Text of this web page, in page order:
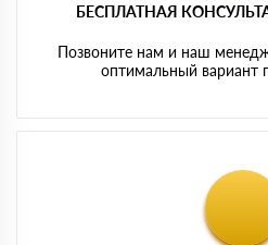
БЕСПЛАТНАЯ
Позвоните нам и наш
оптимальный